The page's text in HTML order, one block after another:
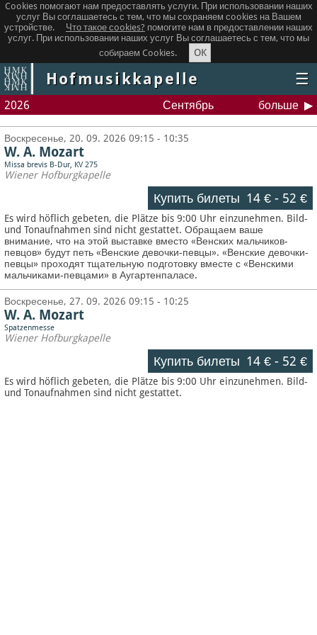
Cookies помогают нам предоставлять услуги. При использовании наших
услуг Вы соглашаетесь с тем, что мы сохраняем сookies на Вашем
устройстве.
Что такое сookies? помогите нам в предоставлении наших
услуг. При использовании наших услуг Вы соглашаетесь с тем, что мы
собираем Cookies.
OK
Hofmusikkapelle ☰
2026 Сентябрь больше
Воскресенье, 20. 09. 2026 09:15 - 10:35
W. A. Mozart
Missa brevis B-Dur, KV 275
Wiener Hofburgkapelle
Купить билеты 14 €- 52 €
Es wird höflich gebeten, die Plätze bis 9:00 Uhr einzunehmen. Bild-
und Tonaufnahmen sind nicht gestattet.Обращаем ваше
внимание, что на этой выставке вместо «Венских мальчиков-
певцов» будут петь «Венские девочки-певцы». «Венские девочки-
певцы» проходят тщательную подготовку вместе с «Венскими
мальчиками-певцами» в Аугартенпаласе.
Воскресенье, 27. 09. 2026 09:15 - 10:25
W. A. Mozart
Spatzenmesse
Wiener Hofburgkapelle
Купить билеты 14 €- 52 €
Es wird höflich gebeten, die Plätze bis 9:00 Uhr einzunehmen. Bild-
und Tonaufnahmen sind nicht gestattet.